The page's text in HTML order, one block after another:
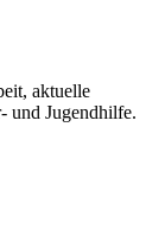
aktuelle
und Jugendhilfe.